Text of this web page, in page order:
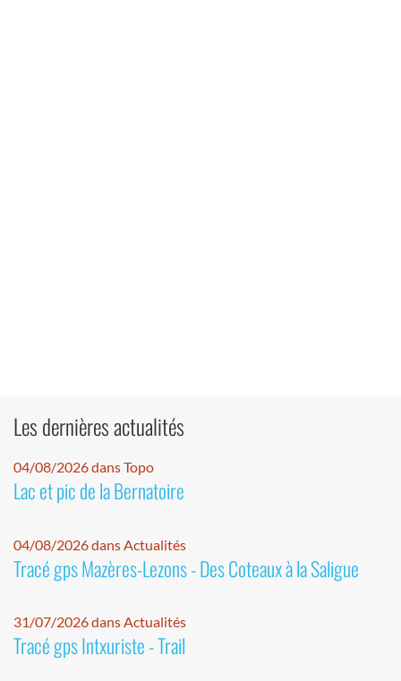
Les dernières actualités
04/08/2026 dans Topo
Lac et pic de la Bernatoire
04/08/2026 dans Actualités
Tracé gps Mazères-Lezons - Des Coteaux à la Saligue
31/07/2026 dans Actualités
Tracé gps Intxuriste - Trail